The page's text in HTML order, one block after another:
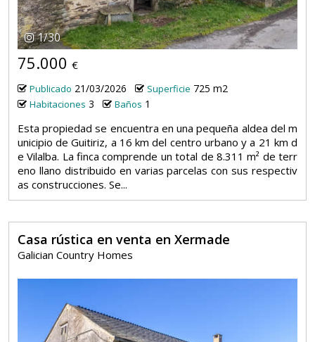
1/30
75.000 €
Publicado 21/03/2026 Superficie 725 m2
Habitaciones 3 Baños 1
Esta propiedad se encuentra en una pequeña aldea del m
unicipio de Guitiriz, a 16 km del centro urbano y a 21 km d
e Vilalba. La finca comprende un total de 8.311 m² de terr
eno llano distribuido en varias parcelas con sus respectiv
as construcciones. Se...
Casa rústica en venta en Xermade
Galician Country Homes